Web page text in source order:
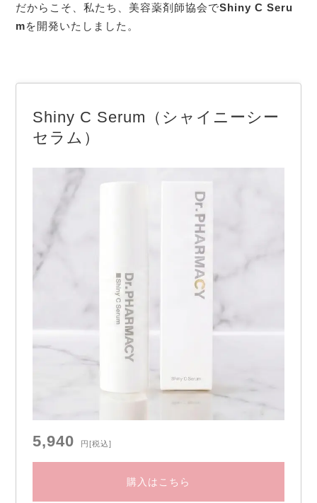
だからこそ、私たち、美容薬剤師協会でShiny C Seru
mを開発いたしました。
Shiny C Serum（シャイニーシー
セラム）
5,940 円[税込]
購入はこちら